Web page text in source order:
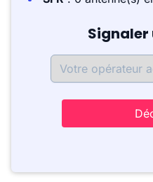
Signaler